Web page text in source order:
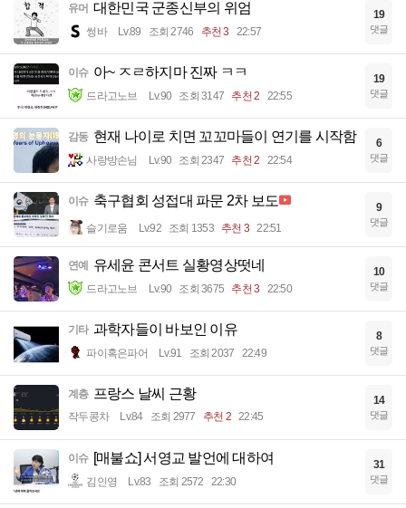
유머 대한민국 군종신부의 위엄
썽바 Lv.89 조회 2746 추천 3 22:57
19
댓글
이슈 아~ ㅈㄹ하지마 진짜 ㅋㅋ
드라고노브 Lv.90 조회 3147 추천 2 22:55
19
댓글
감동 현재 나이로 치면 꼬꼬마들이 연기를 시작함
사랑방손님 Lv.90 조회 2347 추천 2 22:54
6
댓글
이슈 축구협회 성접대 파문 2차 보도
슬기로움 Lv.92 조회 1353 추천 3 22:51
9
댓글
연예 유세윤 콘서트 실황영상떳네
드라고노브 Lv.90 조회 3675 추천 3 22:50
10
댓글
기타 과학자들이 바보인 이유
파이혹은파어 Lv.91 조회 2037 22:49
8
댓글
계층 프랑스 날씨 근황
작두콩차 Lv.84 조회 2977 추천 2 22:45
14
댓글
이슈 [매불쇼] 서영교 발언에 대하여
김인영 Lv.83 조회 2572 22:30
31
댓글